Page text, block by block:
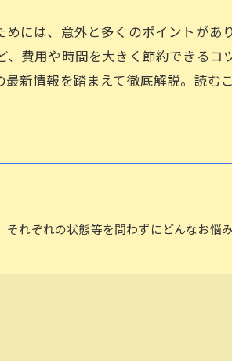
には、意外と多くのポイントがあり
費用や時間を大きく節約できるコ
新情報を踏まえて徹底解説。読む
れぞれの状態等を問わずにどんなお悩